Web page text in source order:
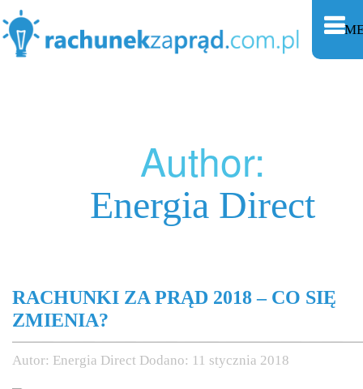
Author:
Energia Direct
RACHUNKI ZA PRĄD 2018 – CO SIĘ
ZMIENIA?
Autor: Energia Direct Dodano: 11 stycznia 2018